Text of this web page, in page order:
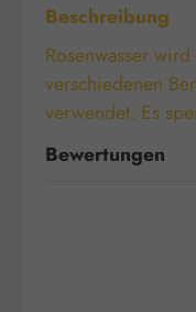
Beschreibung
Rosenwasser
verschiedenen
verwendet. Es
Bewertungen